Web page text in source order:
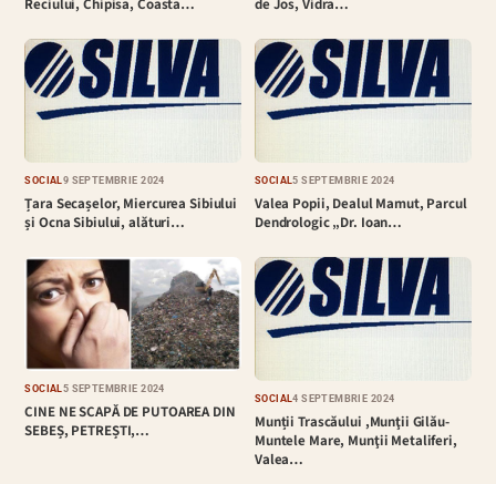
Reciului, Chipisa, Coasta…
de Jos, Vidra…
SOCIAL 9 SEPTEMBRIE 2024
Țara Secașelor, Miercurea Sibiului
și Ocna Sibiului, alături…
SOCIAL5 SEPTEMBRIE 2024
Valea Popii, Dealul Mamut, Parcul
Dendrologic „Dr. Ioan…
SOCIAL 5 SEPTEMBRIE 2024
CINE NE SCAPĂ DE PUTOAREA DIN
SEBEȘ, PETREȘTI,…
SOCIAL4 SEPTEMBRIE 2024
Munții Trascăului ,Munţii Gilău-
Muntele Mare, Munţii Metaliferi,
Valea…